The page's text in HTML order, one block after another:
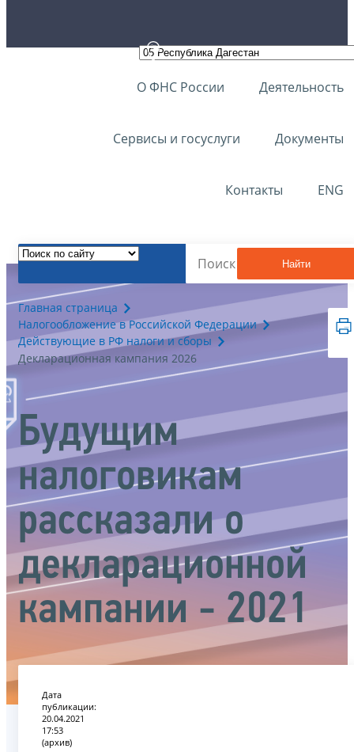
О ФНС России Деятельность
Сервисы и госуслуги Документы
Контакты ENG
Найти
Главная страница
Налогообложение в Российской Федерации
Действующие в РФ налоги и сборы
Декларационная кампания 2026
Будущим
налоговикам
рассказали о
декларационной
кампании - 2021
Дата
публикации:
20.04.2021
17:53
(архив)